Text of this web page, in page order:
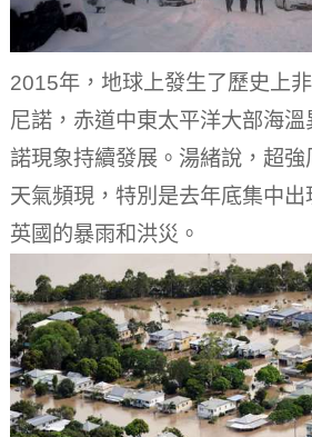
2015年，地球上發生了歷史上
尼諾，赤道中東太平洋大部海
諾現象持續發展。湯緒說，超
天氣頻現，特別是去年底集中出
英國的暴雨和洪災。